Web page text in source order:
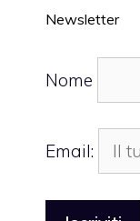
Newsletter
Nome
Email: